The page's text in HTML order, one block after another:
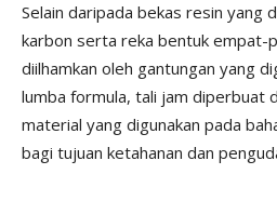
Selain daripada bekas resin yang
karbon serta reka bentuk empat-
diilhamkan oleh gantungan yang
lumba formula, tali jam diperbuat
material yang digunakan pada
bagi tujuan ketahanan dan